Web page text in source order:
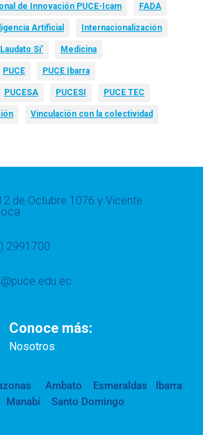
de Innovación PUCE-Icam FADA
Artificial Internacionalización
Laudato Si’ Medicina
PUCE PUCE Ibarra
PUCESA PUCESI PUCE TEC
Vinculación con la colectividad
de Octubre 1076 y Vicente
2991700
Conoce más:
Nosotros
Ambato Esmeraldas
Ibarra
Manabí
Santo Domingo